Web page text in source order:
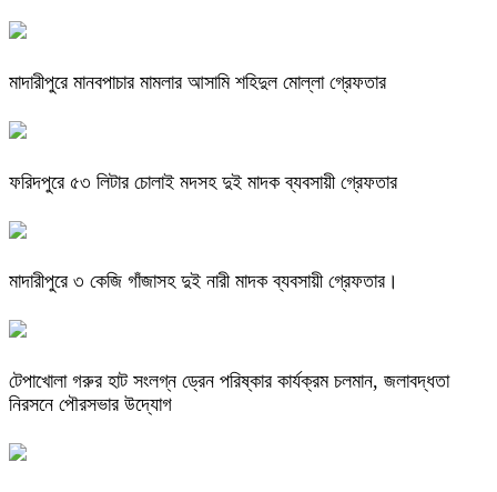
মাদারীপুরে মানবপাচার মামলার আসামি শহিদুল মোল্লা গ্রেফতার
ফরিদপুরে ৫৩ লিটার চোলাই মদসহ দুই মাদক ব্যবসায়ী গ্রেফতার
মাদারীপুরে ৩ কেজি গাঁজাসহ দুই নারী মাদক ব্যবসায়ী গ্রেফতার।
টেপাখোলা গরুর হাট সংলগ্ন ড্রেন পরিষ্কার কার্যক্রম চলমান, জলাবদ্ধতা
নিরসনে পৌরসভার উদ্যোগ